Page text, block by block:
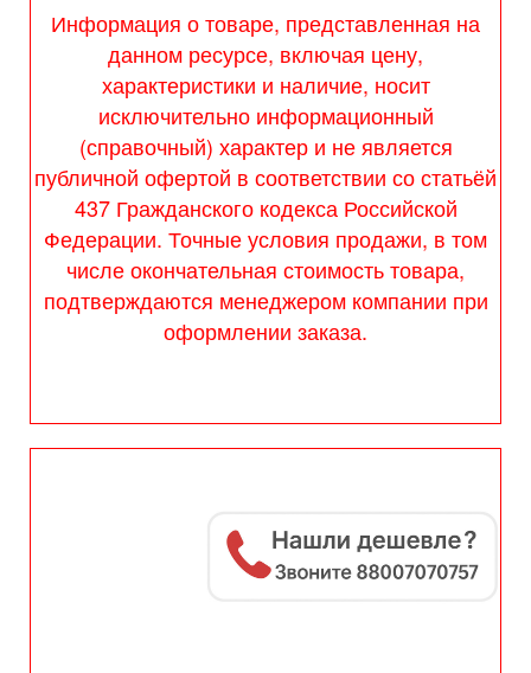
Информация о товаре, представленная на
данном ресурсе, включая цену,
характеристики и наличие, носит
исключительно информационный
(справочный) характер и не является
публичной офертой в соответствии со статьёй
437 Гражданского кодекса Российской
Федерации. Точные условия продажи, в том
числе окончательная стоимость товара,
подтверждаются менеджером компании при
оформлении заказа.